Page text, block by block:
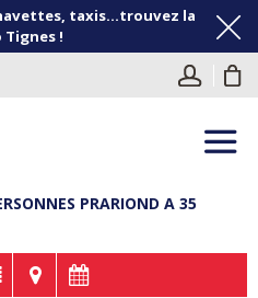
taxis...trouvez la
Tignes !
PRARIOND A 35